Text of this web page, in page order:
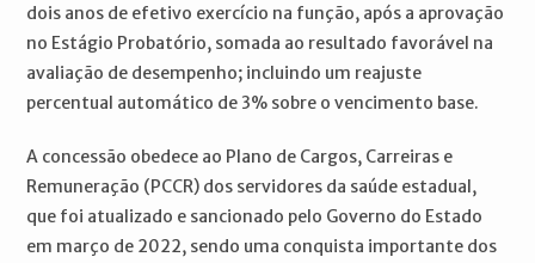
dois anos de efetivo exercício na função, após a aprovação
no Estágio Probatório, somada ao resultado favorável na
avaliação de desempenho; incluindo um reajuste
percentual automático de 3% sobre o vencimento base.
A concessão obedece ao Plano de Cargos, Carreiras e
Remuneração (PCCR) dos servidores da saúde estadual,
que foi atualizado e sancionado pelo Governo do Estado
em março de 2022, sendo uma conquista importante dos